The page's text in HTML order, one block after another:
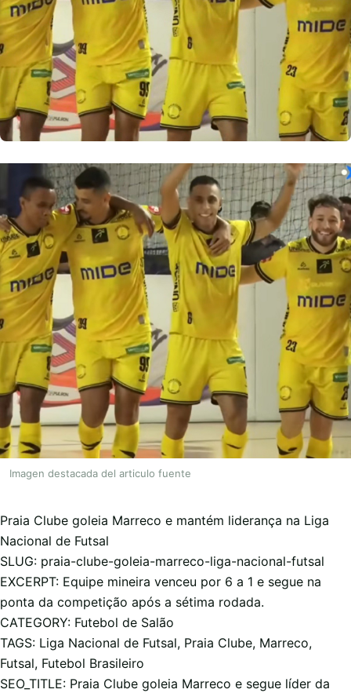
Imagen destacada del articulo fuente
Praia Clube goleia Marreco e mantém liderança na Liga
Nacional de Futsal
SLUG: praia-clube-goleia-marreco-liga-nacional-futsal
EXCERPT: Equipe mineira venceu por 6 a 1 e segue na
ponta da competição após a sétima rodada.
CATEGORY: Futebol de Salão
TAGS: Liga Nacional de Futsal, Praia Clube, Marreco,
Futsal, Futebol Brasileiro
SEO_TITLE: Praia Clube goleia Marreco e segue líder da